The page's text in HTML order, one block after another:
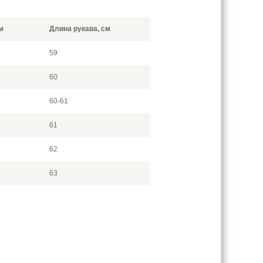
Длина рукава, см
59
60
60-61
61
62
63